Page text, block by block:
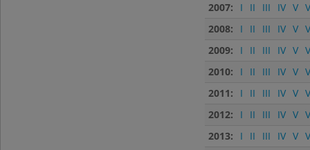
2007:
I II III IV V
2008:
I II III IV V
2009:
I II III IV V
2010:
I II III IV V
2011:
I II III IV V
2012:
I II III IV V
2013:
I II III IV V